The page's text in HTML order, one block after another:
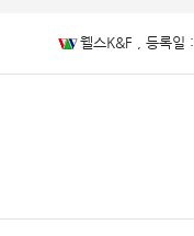
웰스K&F , 등록일 :